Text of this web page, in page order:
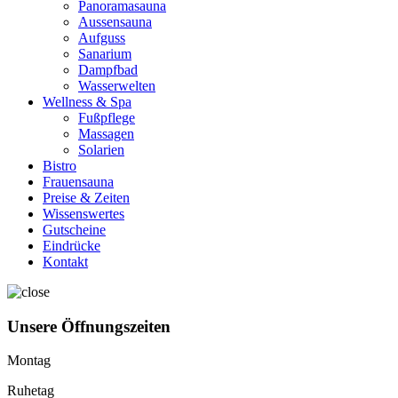
Panoramasauna
Aussensauna
Aufguss
Sanarium
Dampfbad
Wasserwelten
Wellness & Spa
Fußpflege
Massagen
Solarien
Bistro
Frauensauna
Preise & Zeiten
Wissenswertes
Gutscheine
Eindrücke
Kontakt
Unsere Öffnungszeiten
Montag
Ruhetag